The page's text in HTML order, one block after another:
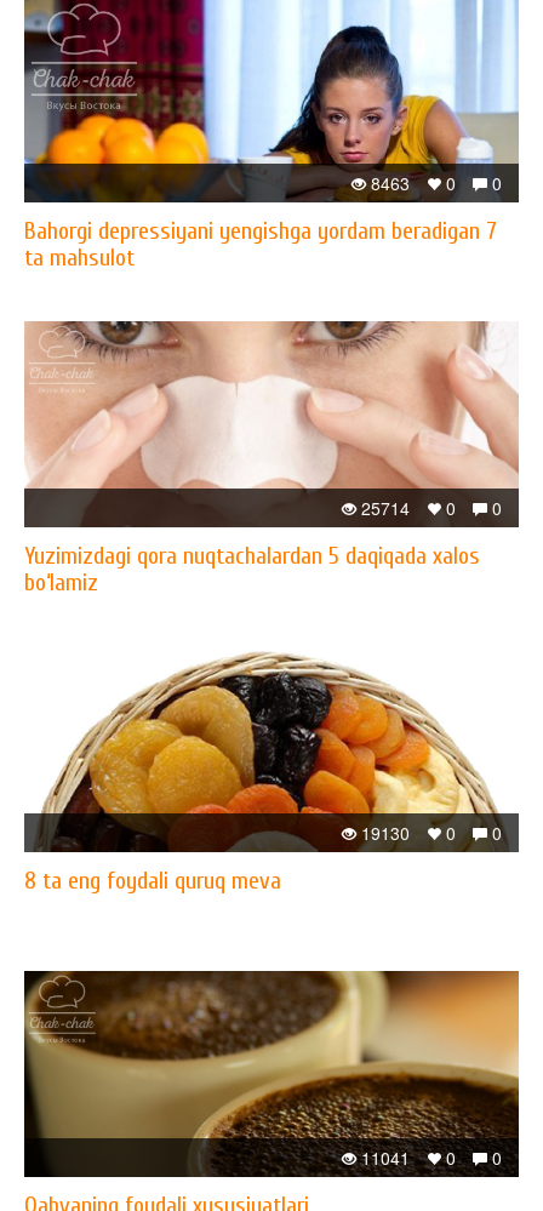
0
0
8463
Bahorgi depressiyani yengishga yordam beradigan 7
ta mahsulot
0
0
25714
Yuzimizdagi qora nuqtachalardan 5 daqiqada xalos
bo‘lamiz
0
0
19130
8 ta eng foydali quruq meva
0
0
11041